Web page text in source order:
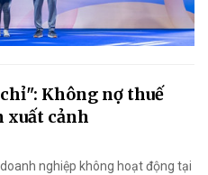
Không nợ thuế
xuất cảnh
nghiệp không hoạt động tại